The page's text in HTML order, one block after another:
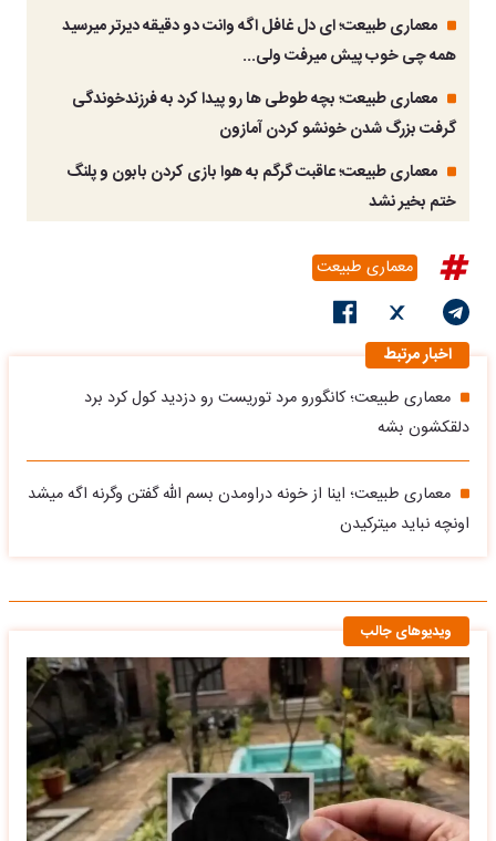
معماری طبیعت؛ ای دل غافل اگه وانت دو دقیقه دیرتر میرسید
همه چی خوب پیش میرفت ولی...
معماری طبیعت؛ بچه طوطی ها رو پیدا کرد به فرزندخوندگی
گرفت بزرگ شدن خونشو کردن آمازون
معماری طبیعت؛ عاقبت گرگم به هوا بازی کردن بابون و پلنگ
ختم بخیر نشد
معماری طبیعت
اخبار مرتبط
معماری طبیعت؛ کانگورو مرد توریست رو دزدید کول کرد برد
دلقکشون بشه
معماری طبیعت؛ اینا از خونه دراومدن بسم الله گفتن وگرنه اگه میشد
اونچه نباید میترکیدن
ویدیوهای جالب